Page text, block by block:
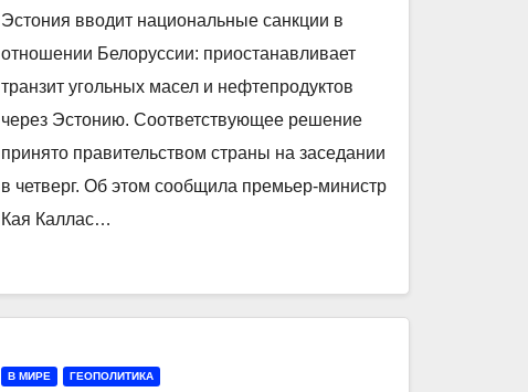
оказать давление на
белорусский режим»
Эстония вводит национальные санкции в
отношении Белоруссии: приостанавливает
транзит угольных масел и нефтепродуктов
через Эстонию. Соответствующее решение
принято правительством страны на заседании
в четверг. Об этом сообщила премьер-министр
Кая Каллас…
В МИРЕ ГЕОПОЛИТИКА